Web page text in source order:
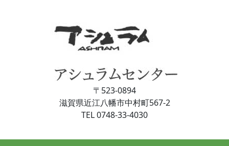
〒523-0894
滋賀県近江⼋幡市中村町567-2
TEL 0748-33-4030